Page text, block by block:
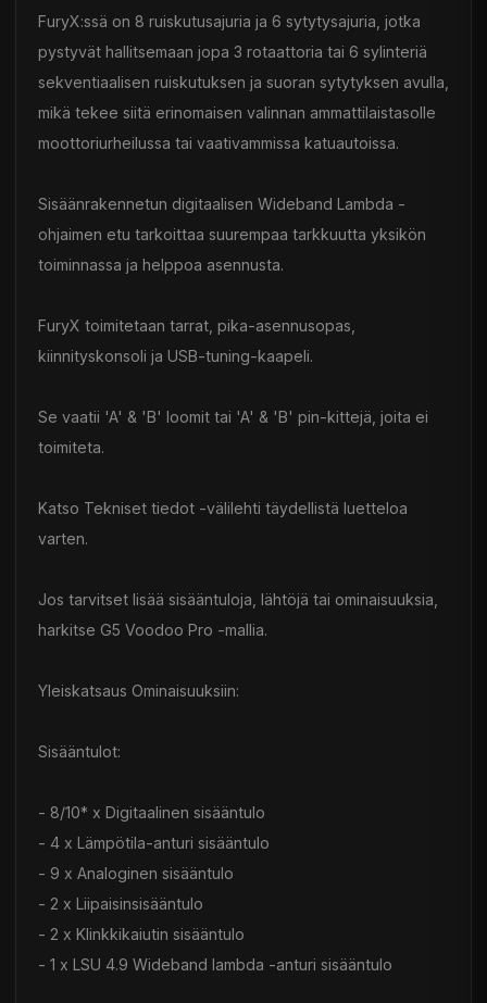
FuryX:ssä on 8 ruiskutusajuria ja 6 sytytysajuria, jotka
pystyvät hallitsemaan jopa 3 rotaattoria tai 6 sylinteriä
sekventiaalisen ruiskutuksen ja suoran sytytyksen avulla,
mikä tekee siitä erinomaisen valinnan ammattilaistasolle
moottoriurheilussa tai vaativammissa katuautoissa.
Sisäänrakennetun digitaalisen Wideband Lambda -
ohjaimen etu tarkoittaa suurempaa tarkkuutta yksikön
toiminnassa ja helppoa asennusta.
FuryX toimitetaan tarrat, pika-asennusopas,
kiinnityskonsoli ja USB-tuning-kaapeli.
Se vaatii 'A' & 'B' loomit tai 'A' & 'B' pin-kittejä, joita ei
toimiteta.
Katso Tekniset tiedot -välilehti täydellistä luetteloa
varten.
Jos tarvitset lisää sisääntuloja, lähtöjä tai ominaisuuksia,
harkitse G5 Voodoo Pro -mallia.
Yleiskatsaus Ominaisuuksiin:
Sisääntulot:
- 8/10* x Digitaalinen sisääntulo
- 4 x Lämpötila-anturi sisääntulo
- 9 x Analoginen sisääntulo
- 2 x Liipaisinsisääntulo
- 2 x Klinkkikaiutin sisääntulo
- 1 x LSU 4.9 Wideband lambda -anturi sisääntulo